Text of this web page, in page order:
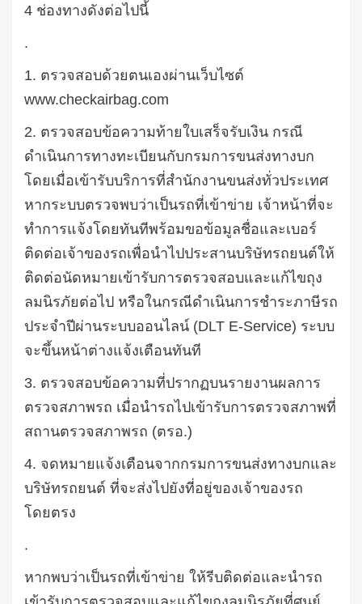
4 ช่องทางดังต่อไปนี้
.
1. ตรวจสอบด้วยตนเองผ่านเว็บไซต์
www.checkairbag.com
2. ตรวจสอบข้อความท้ายใบเสร็จรับเงิน กรณี
ดำเนินการทางทะเบียนกับกรมการขนส่งทางบก
โดยเมื่อเข้ารับบริการที่สำนักงานขนส่งทั่วประเทศ
หากระบบตรวจพบว่าเป็นรถที่เข้าข่าย เจ้าหน้าที่จะ
ทำการแจ้งโดยทันทีพร้อมขอข้อมูลชื่อและเบอร์
ติดต่อเจ้าของรถเพื่อนำไปประสานบริษัทรถยนต์ให้
ติดต่อนัดหมายเข้ารับการตรวจสอบและแก้ไขถุง
ลมนิรภัยต่อไป หรือในกรณีดำเนินการชำระภาษีรถ
ประจำปีผ่านระบบออนไลน์ (DLT E-Service) ระบบ
จะขึ้นหน้าต่างแจ้งเตือนทันที
3. ตรวจสอบข้อความที่ปรากฏบนรายงานผลการ
ตรวจสภาพรถ เมื่อนำรถไปเข้ารับการตรวจสภาพที่
สถานตรวจสภาพรถ (ตรอ.)
4. จดหมายแจ้งเตือนจากกรมการขนส่งทางบกและ
บริษัทรถยนต์ ที่จะส่งไปยังที่อยู่ของเจ้าของรถ
โดยตรง
.
หากพบว่าเป็นรถที่เข้าข่าย ให้รีบติดต่อและนำรถ